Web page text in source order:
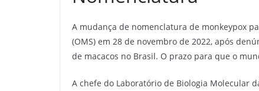
A mudança de nomenclatura de monkeypox
(OMS) em 28 de novembro de 2022, após
de macacos no Brasil. O prazo para que o
A chefe do Laboratório de Biologia Molecular